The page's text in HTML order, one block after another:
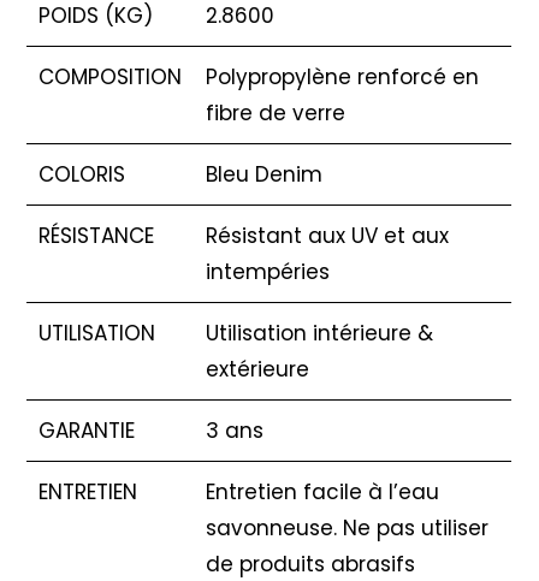
POIDS (KG) 2.8600
COMPOSITION
Polypropylène renforcé en
fibre de verre
COLORIS Bleu Denim
RÉSISTANCE
Résistant aux UV et aux
intempéries
UTILISATION
Utilisation intérieure &
extérieure
GARANTIE 3 ans
ENTRETIEN
Entretien facile à l’eau
savonneuse. Ne pas utiliser
de produits abrasifs